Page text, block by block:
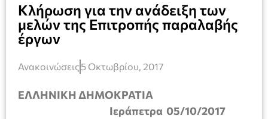
Κλήρωση για την ανάδειξη των
μελών της Επιτροπής παραλαβής
έργων
Ανακοινώσεις 5 Οκτωβρίου, 2017
ΕΛΛΗΝΙΚΗ ΔΗΜΟΚΡΑΤΙΑ
Ιεράπετρα 05/10/2017